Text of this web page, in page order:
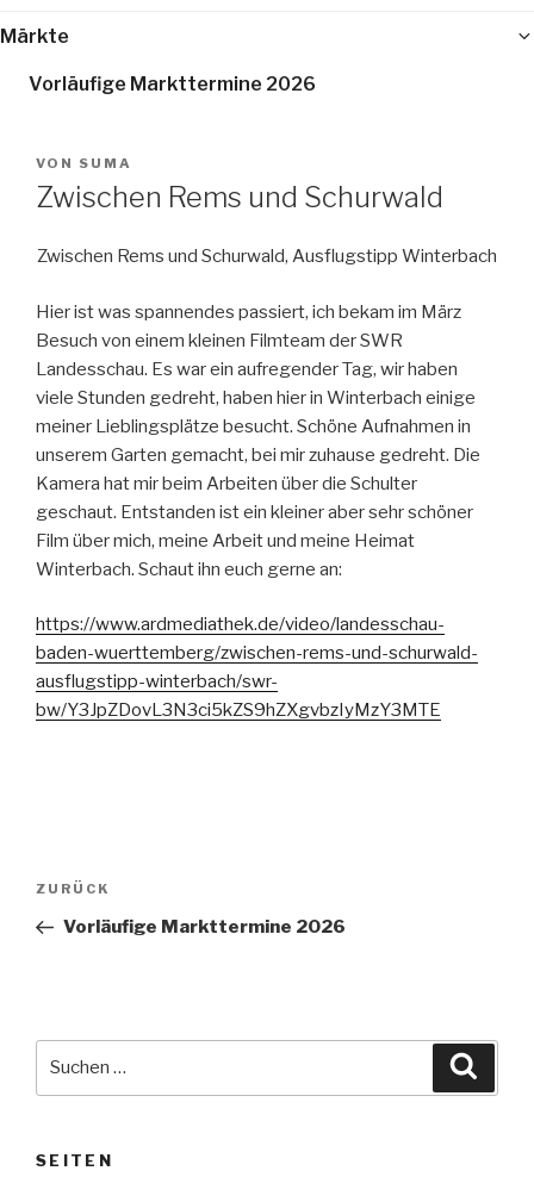
Märkte
Vorläufige Markttermine 2026
VERÖFFENTLICHT
AM
VON SUMA
Zwischen Rems und Schurwald
Zwischen Rems und Schurwald, Ausflugstipp Winterbach
Hier ist was spannendes passiert, ich bekam im März
Besuch von einem kleinen Filmteam der SWR
Landesschau. Es war ein aufregender Tag, wir haben
viele Stunden gedreht, haben hier in Winterbach einige
meiner Lieblingsplätze besucht. Schöne Aufnahmen in
unserem Garten gemacht, bei mir zuhause gedreht. Die
Kamera hat mir beim Arbeiten über die Schulter
geschaut. Entstanden ist ein kleiner aber sehr schöner
Film über mich, meine Arbeit und meine Heimat
Winterbach. Schaut ihn euch gerne an:
https://www.ardmediathek.de/video/landesschau-
baden-wuerttemberg/zwischen-rems-und-schurwald-
ausflugstipp-winterbach/swr-
bw/Y3JpZDovL3N3ci5kZS9hZXgvbzIyMzY3MTE
Beitragsnavigation
Vorheriger
Beitrag
ZURÜCK
Vorläufige Markttermine 2026
SEITEN